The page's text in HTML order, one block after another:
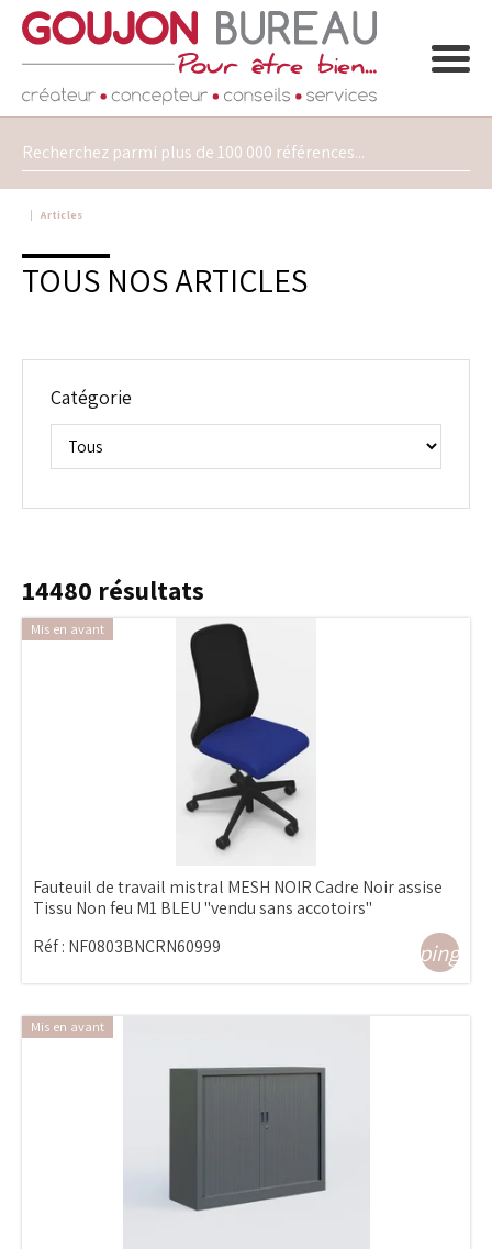
Articles
TOUS NOS ARTICLES
Catégorie
14480 résultats
Mis en avant
Fauteuil de travail mistral MESH NOIR Cadre Noir assise
Tissu Non feu M1 BLEU "vendu sans accotoirs"
Réf : NF0803BNCRN60999
Mis en avant